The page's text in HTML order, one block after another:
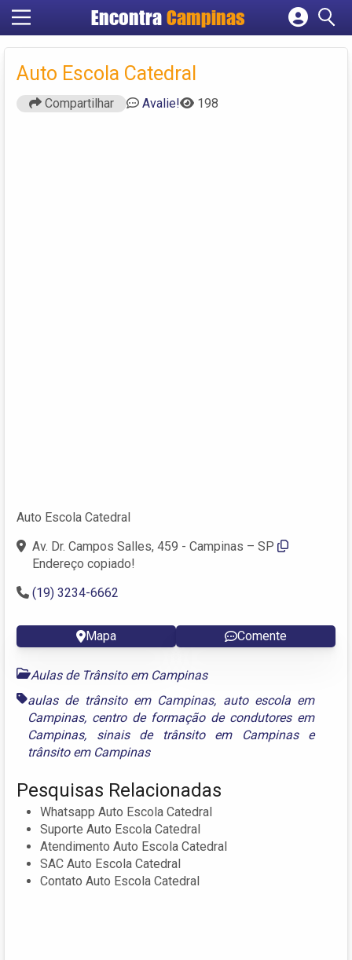
Encontra Campinas
Cadastrar empresa
Criar conta
Auto Escola Catedral
Compartilhar Avalie! 198
Auto Escola Catedral
Av. Dr. Campos Salles, 459 - Campinas – SP
Endereço copiado!
(19) 3234-6662
Mapa Comente
Aulas de Trânsito em Campinas
aulas de trânsito em Campinas, auto escola em
Campinas, centro de formação de condutores em
Campinas, sinais de trânsito em Campinase
trânsito em Campinas
Pesquisas Relacionadas
Whatsapp Auto Escola Catedral
Suporte Auto Escola Catedral
Atendimento Auto Escola Catedral
SAC Auto Escola Catedral
Contato Auto Escola Catedral